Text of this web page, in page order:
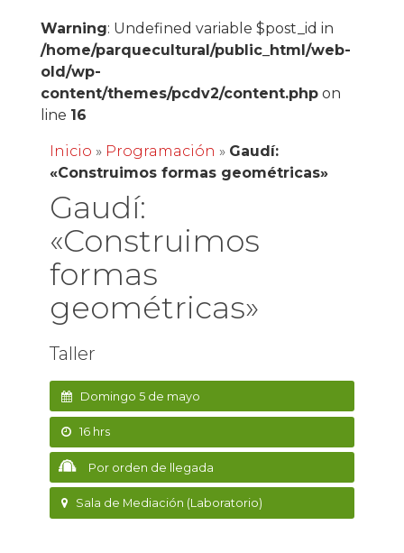
Warning: Undefined variable $post_id in
/home/parquecultural/public_html/web-
old/wp-
content/themes/pcdv2/content.phpon
line 16
Inicio » Programación » Gaudí:
«Construimos formas geométricas»
Gaudí:
«Construimos
formas
geométricas»
Taller
Domingo 5 de mayo
16 hrs
Por orden de llegada
Sala de Mediación (Laboratorio)